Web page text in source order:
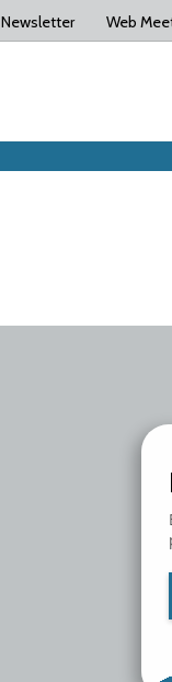
Newsletter Web